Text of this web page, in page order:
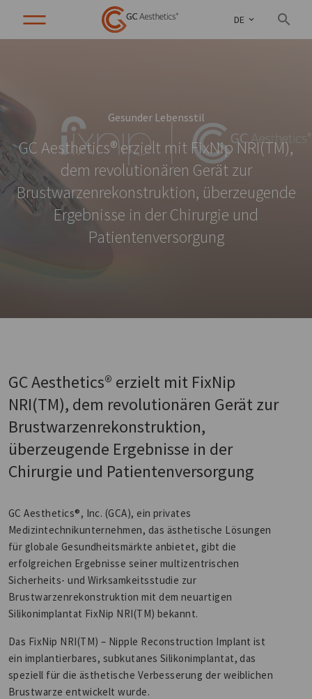
DE
Gesunder Lebensstil
GC Aesthetics® erzielt mit FixNip NRI(TM),
dem revolutionären Gerät zur
Brustwarzenrekonstruktion, überzeugende
Ergebnisse in der Chirurgie und
Patientenversorgung
GC Aesthetics® erzielt mit FixNip
NRI(TM), dem revolutionären Gerät zur
Brustwarzenrekonstruktion,
überzeugende Ergebnisse in der
Chirurgie und Patientenversorgung
GC Aesthetics®, Inc. (GCA), ein privates
Medizintechnikunternehmen, das ästhetische Lösungen
für globale Gesundheitsmärkte anbietet, gibt die
erfolgreichen Ergebnisse seiner multizentrischen
Sicherheits- und Wirksamkeitsstudie zur
Brustwarzenrekonstruktion mit dem neuartigen
Silikonimplantat FixNip NRI(TM) bekannt.
Das FixNip NRI(TM) – Nipple Reconstruction Implant ist
ein implantierbares, subkutanes Silikonimplantat, das
speziell für die ästhetische Verbesserung der weiblichen
Brustwarze entwickelt wurde.